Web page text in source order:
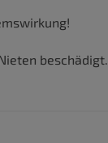
beschädigt.